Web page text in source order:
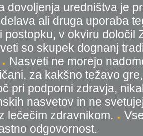
dovoljenja uredništva je
ali druga uporaba
postopku, v okviru
so skupek dognanj
Nasveti ne morejo
za kakšno težavo
pri podporni zdravja,
nasvetov in ne
lečečim zdravnikom.
odgovornost.